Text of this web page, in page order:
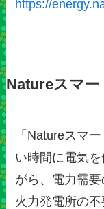
https://
Natureスマー
「Natureスマ
い時間に電気
がら、電力需要
火力発電所の